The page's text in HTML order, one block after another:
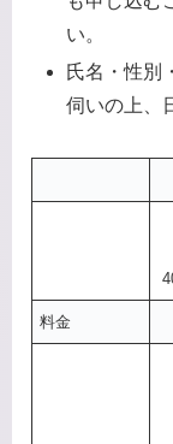
い。
氏名・性別
伺いの上、
料金